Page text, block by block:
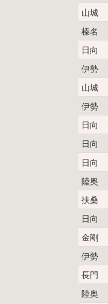
山城
榛名
日向
伊勢
山城
伊勢
日向
日向
日向
陸奥
扶桑
日向
金剛
伊勢
長門
陸奥